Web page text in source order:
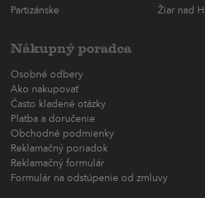
Partizánske
Žiar nad
Nákupný poradca
Osobné odbery
Ako nakupovať
Často kladené otázky
Platba a doručenie
Obchodné podmienky
Reklamačný poriadok
Reklamačný formulár
Formulár na odstúpenie od zmluvy